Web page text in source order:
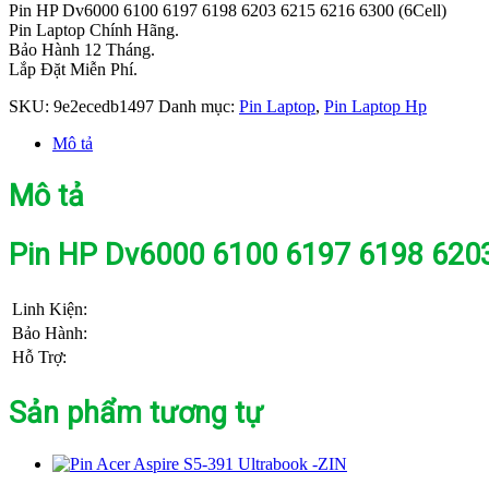
Pin HP Dv6000 6100 6197 6198 6203 6215 6216 6300 (6Cell)
Pin Laptop Chính Hãng.
Bảo Hành 12 Tháng.
Lắp Đặt Miễn Phí.
SKU: 9e2ecedb1497 Danh mục: Pin Laptop, Pin Laptop Hp
Mô tả
Mô tả
Pin HP Dv6000 6100 6197 6198
Linh Kiện:
Bảo Hành:
Hỗ Trợ:
Sản phẩm tương tự